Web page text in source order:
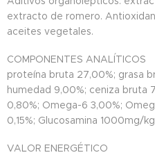
extracto de romero.
aceites vegetales.
COMPONENTES ANALÍTICOS
proteína bruta 27,00%; grasa
humedad 9,00%; ceniza bruta
0,80%; Omega-6 3,00%;
0,15%; Glucosamina 1000mg/
VALOR ENERGÉTICO